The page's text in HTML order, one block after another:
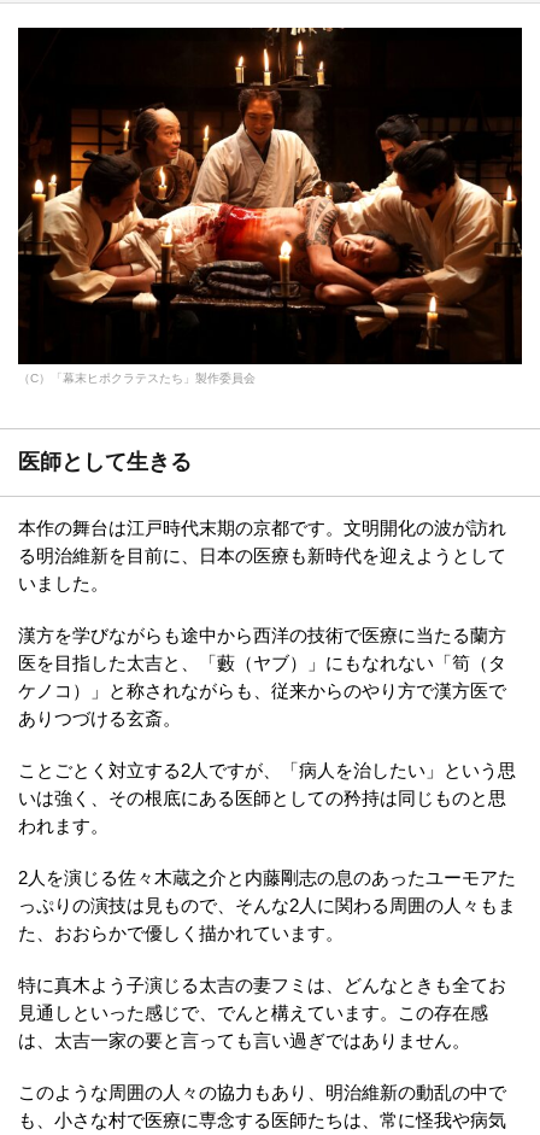
（C）「幕末ヒポクラテスたち」製作委員会
医師として生きる
本作の舞台は江戸時代末期の京都です。文明開化の波が訪れ
る明治維新を目前に、日本の医療も新時代を迎えようとして
いました。
漢方を学びながらも途中から西洋の技術で医療に当たる蘭方
医を目指した太吉と、「藪（ヤブ）」にもなれない「筍（タ
ケノコ）」と称されながらも、従来からのやり方で漢方医で
ありつづける玄斎。
ことごとく対立する2人ですが、「病人を治したい」という思
いは強く、その根底にある医師としての矜持は同じものと思
われます。
2人を演じる佐々木蔵之介と内藤剛志の息のあったユーモアた
っぷりの演技は見もので、そんな2人に関わる周囲の人々もま
た、おおらかで優しく描かれています。
特に真木よう子演じる太吉の妻フミは、どんなときも全てお
見通しといった感じで、でんと構えています。この存在感
は、太吉一家の要と言っても言い過ぎではありません。
このような周囲の人々の協力もあり、明治維新の動乱の中で
も、小さな村で医療に専念する医師たちは、常に怪我や病気